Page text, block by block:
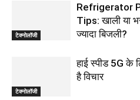
टेक्नोलॉजी
Refrigerator
Tips: खाली या
ज्यादा बिजली?
टेक्नोलॉजी
हाई स्पीड 5G के
है विचार